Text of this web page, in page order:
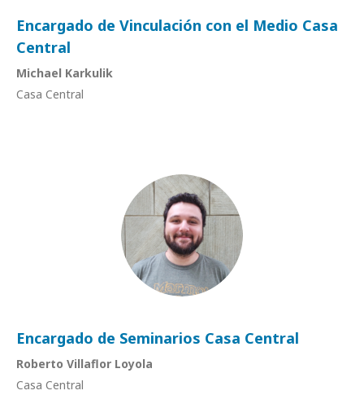
Encargado de Vinculación con el Medio Casa
Central
Michael Karkulik
Casa Central
Encargado de Seminarios Casa Central
Roberto Villaflor Loyola
Casa Central